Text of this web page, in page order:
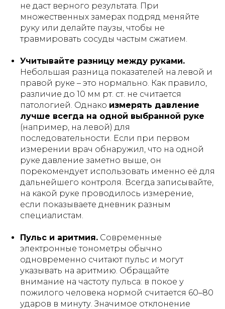
не даст верного результата. При
множественных замерах подряд меняйте
руку или делайте паузы, чтобы не
травмировать сосуды частым сжатием.
Учитывайте разницу между руками.
Небольшая разница показателей на левой и
правой руке – это нормально. Как правило,
различие до 10 мм рт. ст. не считается
патологией. Однако измерять давление
лучше всегда на одной выбранной руке
(например, на левой) для
последовательности. Если при первом
измерении врач обнаружил, что на одной
руке давление заметно выше, он
порекомендует использовать именно её для
дальнейшего контроля. Всегда записывайте,
на какой руке проводилось измерение,
если показываете дневник разным
специалистам.
Пульс и аритмия. Современные
электронные тонометры обычно
одновременно считают пульс и могут
указывать на аритмию. Обращайте
внимание на частоту пульса: в покое у
пожилого человека нормой считается 60–80
ударов в минуту. Значимое отклонение